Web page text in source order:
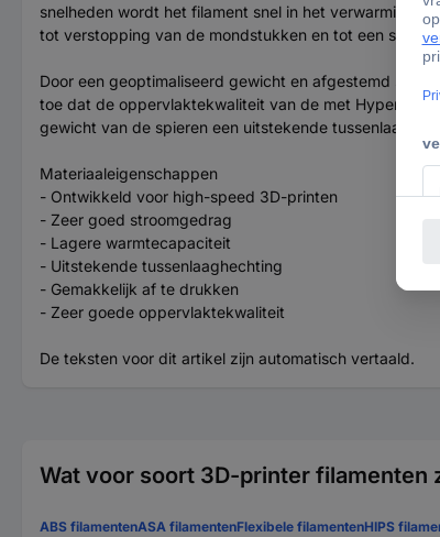
snelheden wordt het filament snel in het
tot verstopping van de mondstukken en tot een
Door een geoptimaliseerd gewicht en afgestemd
toe dat de oppervlaktekwaliteit van de met Hyper
gewicht van de spieren een uitstekende
Materiaaleigenschappen
- Ontwikkeld voor high-speed 3D-printen
- Zeer goed stroomgedrag
- Lagere warmtecapaciteit
- Uitstekende tussenlaaghechting
- Gemakkelijk af te drukken
- Zeer goede oppervlaktekwaliteit
De teksten voor dit artikel zijn automatisch vertaald.
Wat voor soort 3D-printer filamenten
ABS filamentenASA filamentenFlexibele filamentenHIPS